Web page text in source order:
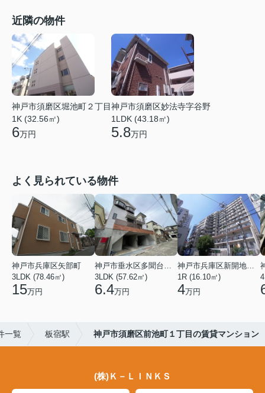
近隣の物件
神戸市須磨区堀池町２丁目
1K (32.56㎡)
6万円
神戸市須磨区妙法寺字谷野
1LDK (43.18㎡)
5.8万円
よく見られている物件
神戸市兵庫区矢部町
3LDK (78.46㎡)
15万円
神戸市垂水区多聞台２丁目
3LDK (57.62㎡)
6.4万円
神戸市兵庫区新開地１丁目
1R (16.10㎡)
4万円
一覧 板宿駅 神戸市須磨区前池町１丁目の賃貸マンション
(株)Ｋ－ＬＩＮＫＳ